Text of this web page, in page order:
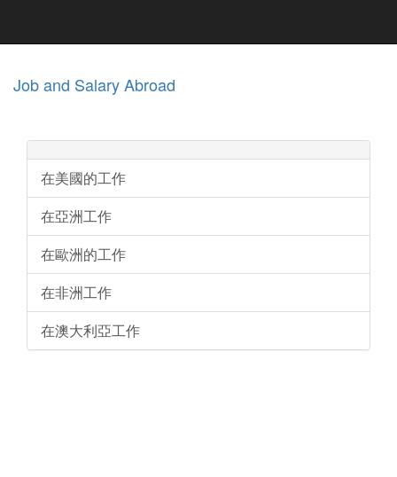
Job and Salary Abroad
在美國的工作
在亞洲工作
在歐洲的工作
在非洲工作
在澳大利亞工作